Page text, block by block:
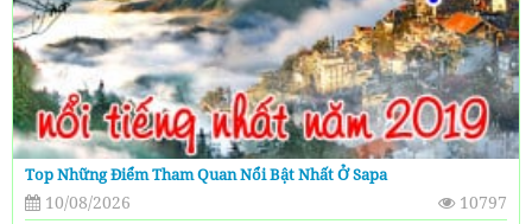
Top Những Điểm Tham Quan Nổi Bật Nhất Ở Sapa
10/08/2026
10797